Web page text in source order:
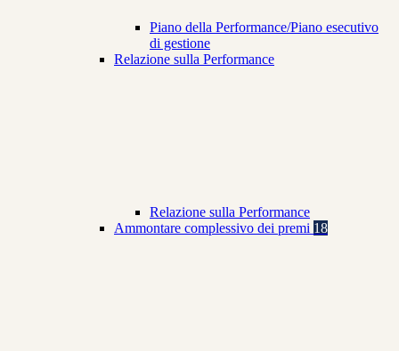
Piano della Performance/Piano esecutivo
di gestione
Relazione sulla Performance
Relazione sulla Performance
Ammontare complessivo dei premi 18